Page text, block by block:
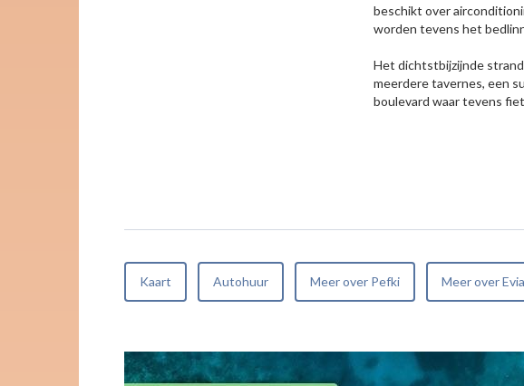
beschikt over
worden tevens het
Het dichtstbijzijnde strand
meerdere tavernes, een
boulevard waar tevens
Kaart Autohuur Meer over Pefki Meer over Evia